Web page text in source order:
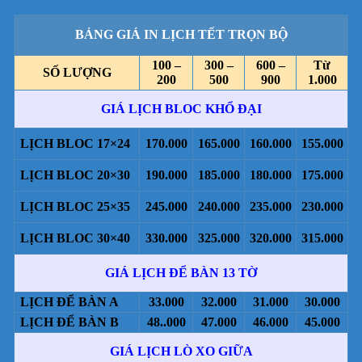
BẢNG GIÁ IN LỊCH TẾT TRỌN BỘ
SỐ LƯỢNG
100 –
200
300 –
500
600 –
900
Từ
1.000
GIÁ LỊCH BLOC KHỔ ĐẠI
LỊCH BLOC 17×24 170.000 165.000 160.000 155.000
LỊCH BLOC 20×30 190.000 185.000 180.000 175.000
LỊCH BLOC 25×35 245.000 240.000 235.000 230.000
LỊCH BLOC 30×40 330.000 325.000 320.000 315.000
GIÁ LỊCH ĐỂ BÀN 13 TỜ
LỊCH ĐỂ BÀN A 33.000 32.000 31.000
30.000
LỊCH ĐỂ BÀN B
48..000 47.000 46.000 45.000
GIÁ LỊCH LÒ XO GIỮA